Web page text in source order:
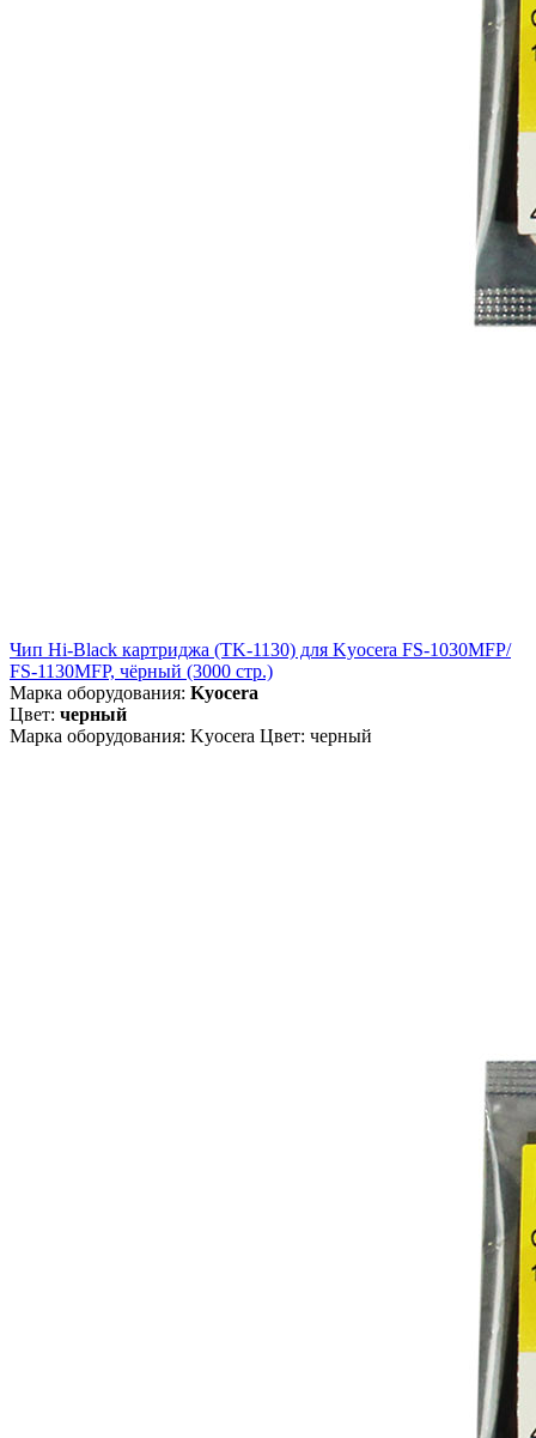
Чип Hi-Black картриджа (TK-1130) для Kyocera FS-1030MFP/
FS-1130MFP, чёрный (3000 стр.)
Марка оборудования: Kyocera
Цвет: черный
Марка оборудования: Kyocera Цвет: черный